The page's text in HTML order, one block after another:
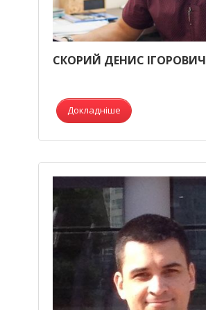
СКОРИЙ ДЕНИС ІГОРОВИЧ
Докладніше